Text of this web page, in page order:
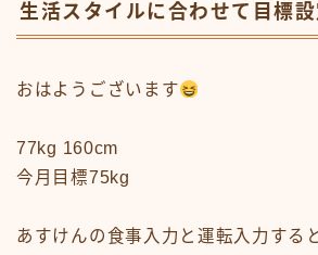
生活スタイルに合わせて目標設
おはようございます
77kg 160cm
今月目標75kg
あすけんの食事入力と運転入力する